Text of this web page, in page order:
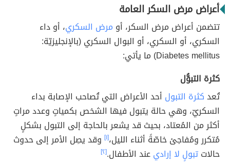
أعراض مرض السكر العامة
تتضمن أعراض مرض السكر، أو مرض السكري، أو داء
السكري، أو السكري، أو البوال السكري (بالإنجليزيّة:
Diabetes mellitus) ما يأتي:
كثرة التبوُّل
تُعدكثرة التبول أحد الأعراض التي تُصاحب الإصابة بداء
السكريّ، وهي حالة يتبول فيها الشخص بكمياتٍ وعدد مراتٍ
أكثر من المُعتاد، بحيث قد يشعر بالحاجة إلى التبول بشكلٍ
مُتكرر ومُفاجئ خاصّةً أثناء الليل،[١] وقد يصِل الأمر إلى حدوث
حالاتتبولٍ لا إراديعند الأطفال.[٢]